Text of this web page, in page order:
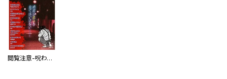
閲覧注意-呪われた十の話-[短編集]